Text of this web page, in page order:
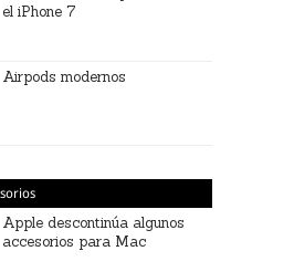
el iPhone 7
Airpods modernos
Apple descontinúa algunos
accesorios para Mac